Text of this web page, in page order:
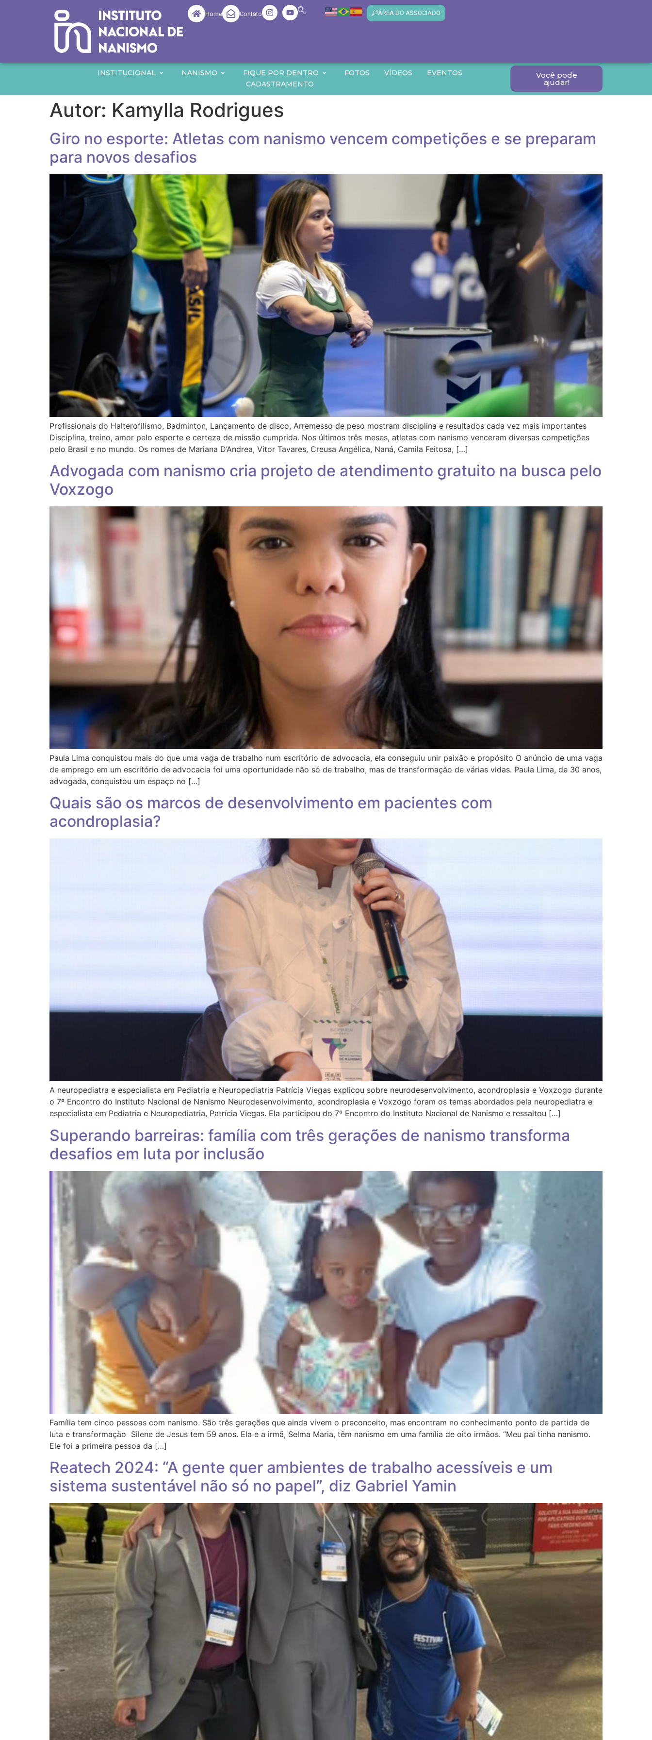
Home Contato ÁREA DO ASSOCIADO
INSTITUCIONAL NANISMO FIQUE POR DENTRO FOTOS VÍDEOS
EVENTOS
CADASTRAMENTO
Você pode
ajudar!
Autor: Kamylla Rodrigues
Giro no esporte: Atletas com nanismo vencem competições e se preparam
para novos desafios
Profissionais do Halterofilismo, Badminton, Lançamento de disco, Arremesso de peso mostram disciplina e resultados cada vez mais importantes
Disciplina, treino, amor pelo esporte e certeza de missão cumprida. Nos últimos três meses, atletas com nanismo venceram diversas competições
pelo Brasil e no mundo. Os nomes de Mariana D’Andrea, Vitor Tavares, Creusa Angélica, Naná, Camila Feitosa, […]
Advogada com nanismo cria projeto de atendimento gratuito na busca pelo
Voxzogo
Paula Lima conquistou mais do que uma vaga de trabalho num escritório de advocacia, ela conseguiu unir paixão e propósito O anúncio de uma vaga
de emprego em um escritório de advocacia foi uma oportunidade não só de trabalho, mas de transformação de várias vidas. Paula Lima, de 30 anos,
advogada, conquistou um espaço no […]
Quais são os marcos de desenvolvimento em pacientes com
acondroplasia?
A neuropediatra e especialista em Pediatria e Neuropediatria Patrícia Viegas explicou sobre neurodesenvolvimento, acondroplasia e Voxzogo durante
o 7º Encontro do Instituto Nacional de Nanismo Neurodesenvolvimento, acondroplasia e Voxzogo foram os temas abordados pela neuropediatra e
especialista em Pediatria e Neuropediatria, Patrícia Viegas. Ela participou do 7º Encontro do Instituto Nacional de Nanismo e ressaltou […]
Superando barreiras: família com três gerações de nanismo transforma
desafios em luta por inclusão
Família tem cinco pessoas com nanismo. São três gerações que ainda vivem o preconceito, mas encontram no conhecimento ponto de partida de
luta e transformação Silene de Jesus tem 59 anos. Ela e a irmã, Selma Maria, têm nanismo em uma família de oito irmãos. “Meu pai tinha nanismo.
Ele foi a primeira pessoa da […]
Reatech 2024: “A gente quer ambientes de trabalho acessíveis e um
sistema sustentável não só no papel”, diz Gabriel Yamin